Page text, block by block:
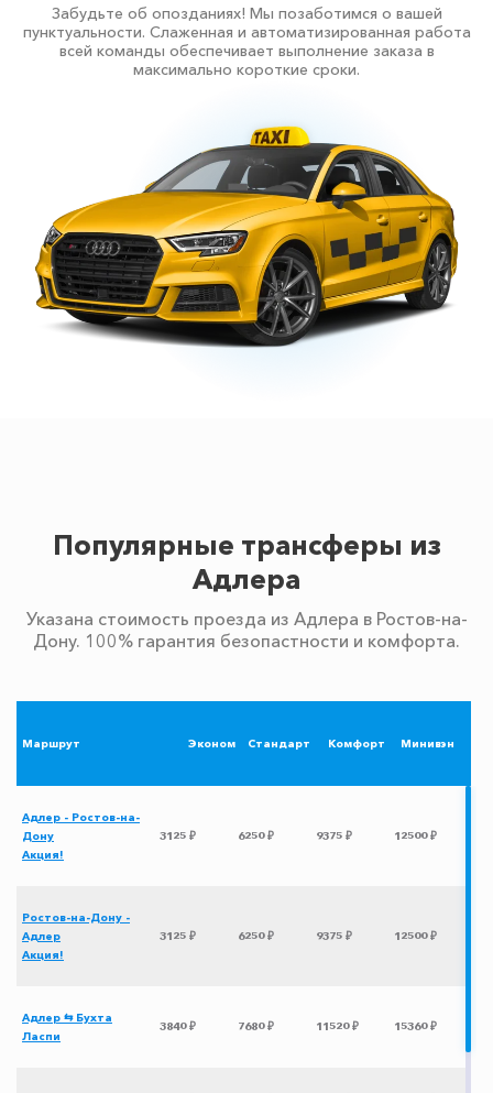
Забудьте об опозданиях! Мы позаботимся о вашей
пунктуальности. Слаженная и автоматизированная работа
всей команды обеспечивает выполнение заказа в
максимально короткие сроки.
Популярные трансферы из
Адлера
Указана стоимость проезда из Адлера в Ростов-на-
Дону. 100% гарантия безопастности и комфорта.
Маршрут Эконом Стандарт Комфорт Минивэн
Адлер - Ростов-на-
Дону
Акция!
3125 ₽ 6250 ₽ 9375 ₽ 12500 ₽
Ростов-на-Дону -
Адлер
Акция!
3125 ₽ 6250 ₽ 9375 ₽ 12500 ₽
Адлер ⇆ Бухта
Ласпи
3840 ₽ 7680 ₽ 11520 ₽ 15360 ₽